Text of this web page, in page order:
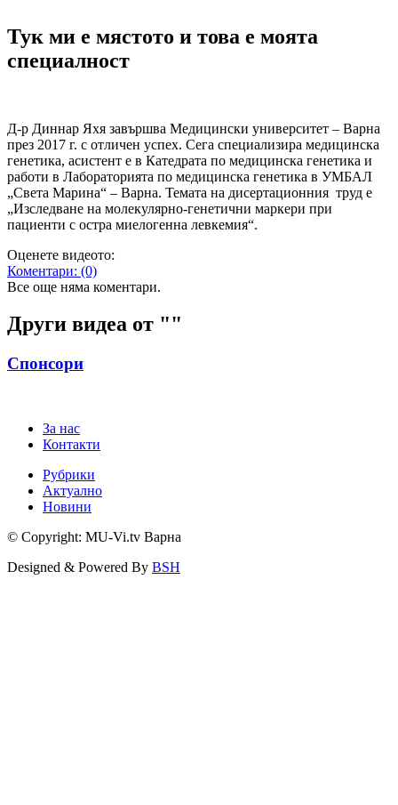
Тук ми е мястото и това е моята
специалност
Д-р Диннар Яхя завършва Медицински университет – Варна
през 2017 г. с отличен успех. Сега специализира медицинска
генетика, асистент е в Катедрата по медицинска генетика и
работи в Лабораторията по медицинска генетика в УМБАЛ
„Света Марина“ – Варна. Темата на дисертационния труд е
„Изследване на молекулярно-генетични маркери при
пациенти с остра миелогенна левкемия“.
Оценете видеото:
Коментари: (0)
Все още няма коментари.
Други видеа от ""
Спонсори
За нас
Контакти
Рубрики
Актуално
Новини
© Copyright: MU-Vi.tv Варна
Designed & Powered By BSH